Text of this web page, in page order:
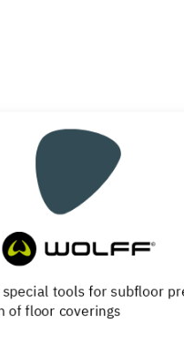
subfloor preparation